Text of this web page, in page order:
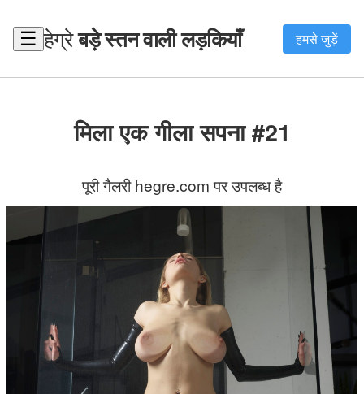
☰ हेग्रेबड़े स्तन वाली लड़कियाँ हमसे जुड़ें
मिला एक गीला सपना #21
पूरी गैलरी hegre.com पर उपलब्ध है